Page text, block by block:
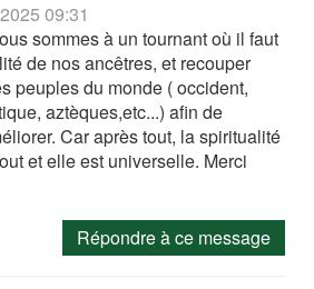
09:31
sommes à un tournant où il faut
de nos ancêtres, et recouper
peuples du monde ( occident,
aztèques,etc...) afin de
Car après tout, la spiritualité
et elle est universelle. Merci
Répondre à ce message